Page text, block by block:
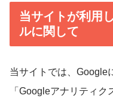
当サイトが利用
ルに関して
当サイトでは、Google
「Googleアナリティ